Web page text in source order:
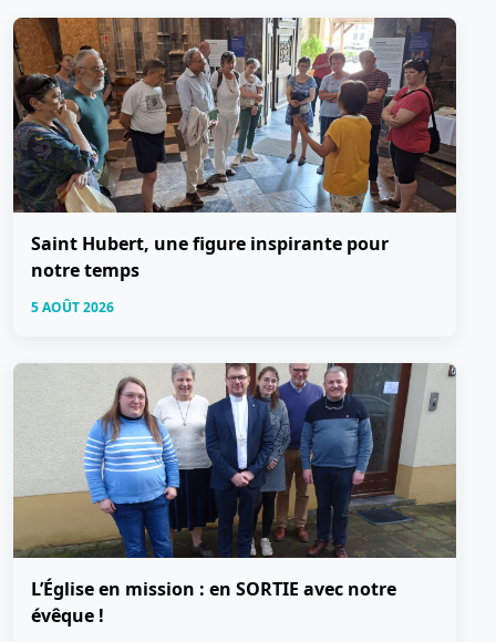
Saint Hubert, une figure inspirante pour
notre temps
5 AOÛT 2026
L’Église en mission : en SORTIE avec notre
évêque !